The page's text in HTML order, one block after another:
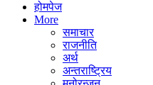
होमपेज
More
समाचार
राजनीति
अर्थ
अन्तराष्ट्रिय